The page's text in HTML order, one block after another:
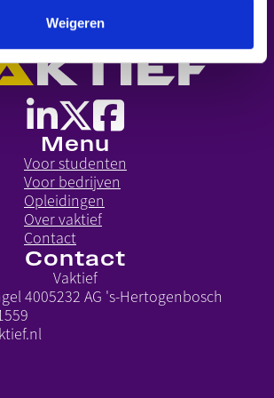
Weigeren
Menu
Voor studenten
Voor bedrijven
Opleidingen
Over vaktief
Contact
Contact
Vaktief
4005232 AG 's-Hertogenbosch